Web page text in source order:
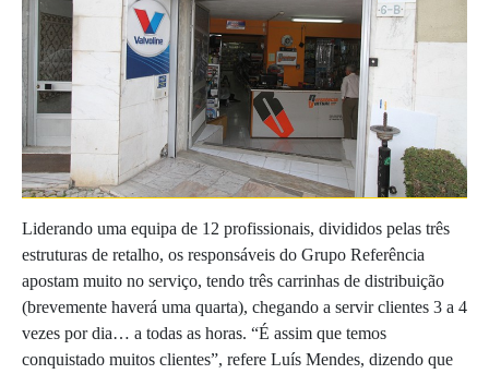
Liderando uma equipa de 12 profissionais, divididos pelas três
estruturas de retalho, os responsáveis do Grupo Referência
apostam muito no serviço, tendo três carrinhas de distribuição
(brevemente haverá uma quarta), chegando a servir clientes 3 a 4
vezes por dia… a todas as horas. “É assim que temos
conquistado muitos clientes”, refere Luís Mendes, dizendo que